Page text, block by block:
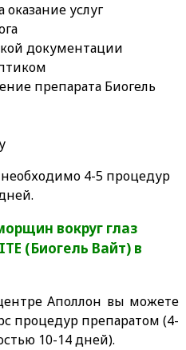
услуг
документации
препарата Биогель
4-5 процедур
вокруг глаз
(Биогель Вайт) в
Аполлон вы можете
процедур препаратом(4-
10-14 дней).